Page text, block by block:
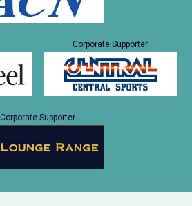
Corporate Supporter
Corporate Supporter